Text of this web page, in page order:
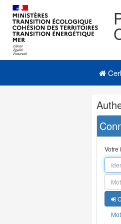
Navigation
Menu principal
et
outils
Votre